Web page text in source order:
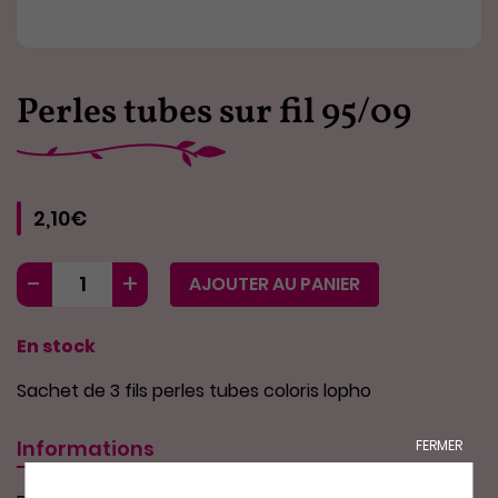
FERMER
Perles tubes sur fil 95/09
2,10€
AJOUTER AU PANIER
En stock
Sachet de 3 fils perles tubes coloris lopho
Informations